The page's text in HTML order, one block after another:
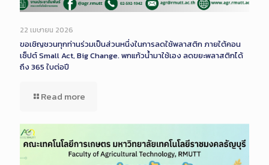
22 เมษายน 2026
ขอเชิญชวนทุกท่านร่วมเป็นส่วนหนึ่งในการลดใช้พลาสติก ภายใต้คอน
เซ็ปต์ Small Act, Big Change. พกแก้วน้ำมาใช้เอง ลดขยะพลาสติกได้
ถึง 365 ใบต่อปี
Read more